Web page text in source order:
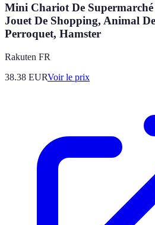
Mini Chariot De
Jouet De Shopping, Animal
Perroquet, Hamster
Rakuten FR
38.38 EURVoir le prix